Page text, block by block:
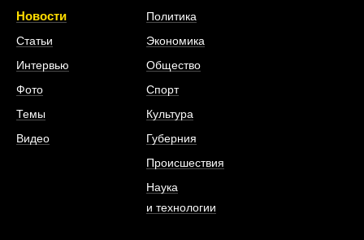
Новости
Статьи
Интервью
Фото
Темы
Видео
Политика
Экономика
Общество
Спорт
Культура
Губерния
Происшествия
Наука
и технологии